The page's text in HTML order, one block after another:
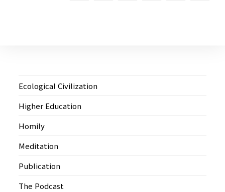
Ecological Civilization
Higher Education
Homily
Meditation
Publication
The Podcast